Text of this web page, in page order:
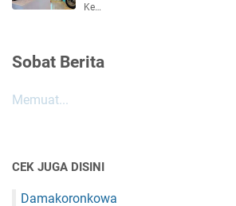
Ke…
Sobat Berita
Memuat...
CEK JUGA DISINI
Damakoronkowa